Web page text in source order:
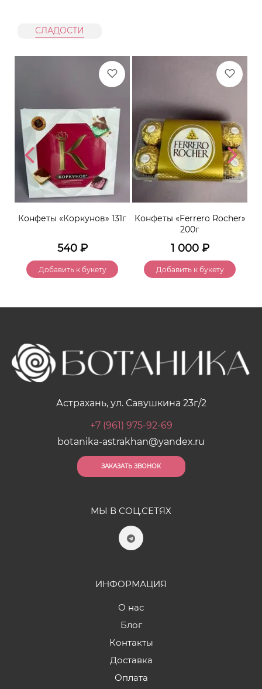
СЛАДОСТИ
Конфеты «Коркунов» 131г
540₽
Добавить к букету
Конфеты «Ferrero Rocher»
200г
1 000₽
Добавить к букету
Астрахань, ул. Савушкина 23г/2
+7 (961) 975-92-69
botanika-astrakhan@yandex.ru
ЗАКАЗАТЬ ЗВОНОК
МЫ В СОЦ.СЕТЯХ
ИНФОРМАЦИЯ
О нас
Блог
Контакты
Доставка
Оплата